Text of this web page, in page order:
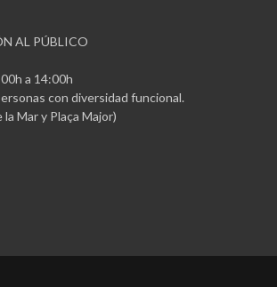
AL PÚBLICO
a 14:00h
con diversidad funcional.
Mar y Plaça Major)